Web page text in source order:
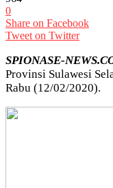
0
Share on Facebook
Tweet on Twitter
SPIONASE-
Provinsi Sulawesi
Rabu (12/02/2020).